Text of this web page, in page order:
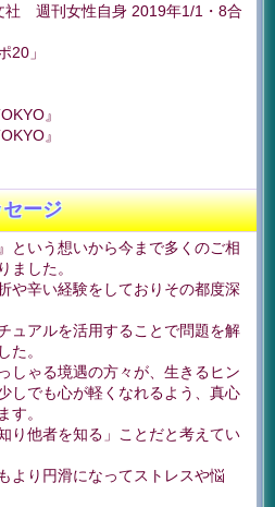
週刊女性自身 2019年1/1・8合
20」
』
』
ージ
という想いから今まで多くのご相
ました。
や辛い経験をしておりその都度深
ュアルを活用することで問題を解
た。
しゃる境遇の方々が、生きるヒン
しでも心が軽くなれるよう、真心
す。
り他者を知る」ことだと考えてい
より円滑になってストレスや悩